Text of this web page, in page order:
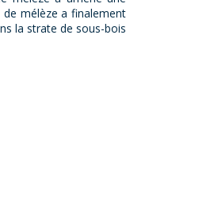
mélèze a finalement
la strate de sous-bois